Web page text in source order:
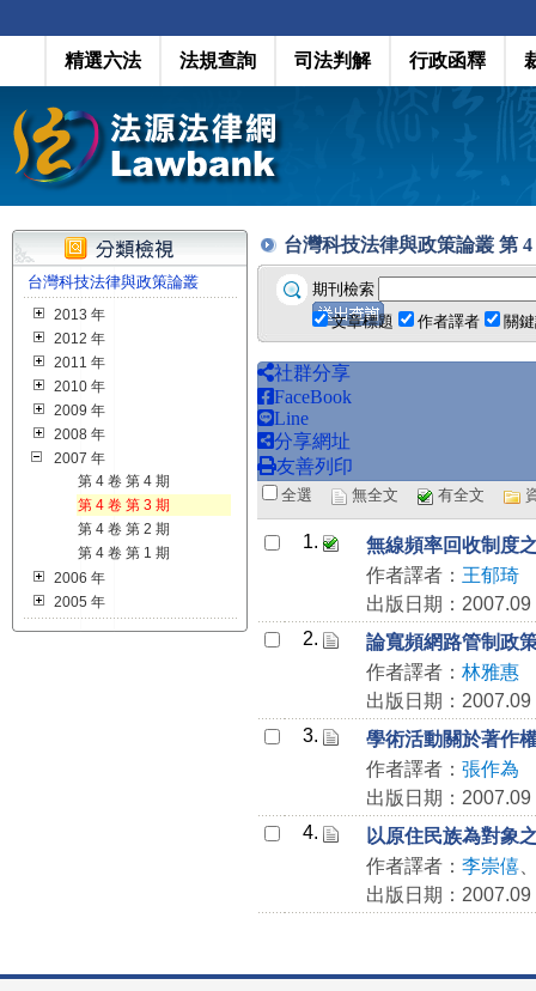
精選六法 法規查詢 司法判解 行政函釋
台灣科技法律與政策論叢
2013 年
2012 年
2011 年
2010 年
2009 年
2008 年
2007 年
第 4 卷 第 4 期
第 4 卷 第 3 期
第 4 卷 第 2 期
第 4 卷 第 1 期
2006 年
2005 年
台灣科技法律與政策論叢 第 4
期刊檢索
文章標題
作者譯者 關
社群分享
FaceBook
Line
分享網址
友善列印
全選 無全文 有全文
1.
無線頻率回收制度
作者譯者： 王郁琦
出版日期：2007.09
2.
論寬頻網路管制政
作者譯者： 林雅惠
出版日期：2007.09
3.
學術活動關於著作
作者譯者： 張作為
出版日期：2007.09
4.
以原住民族為對象
作者譯者： 李崇僖
出版日期：2007.09